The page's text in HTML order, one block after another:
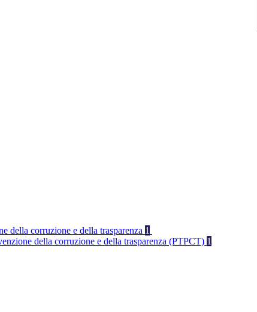
della corruzione e della trasparenza 1
della corruzione e della trasparenza (PTPCT) 1